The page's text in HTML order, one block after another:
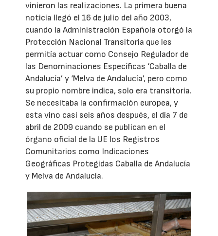
vinieron las realizaciones. La primera buena
noticia llegó el 16 de julio del año 2003,
cuando la Administración Española otorgó la
Protección Nacional Transitoria que les
permitía actuar como Consejo Regulador de
las Denominaciones Específicas ‘Caballa de
Andalucía’ y ‘Melva de Andalucía’, pero como
su propio nombre indica, solo era transitoria.
Se necesitaba la confirmación europea, y
esta vino casi seis años después, el día 7 de
abril de 2009 cuando se publican en el
órgano oficial de la UE los Registros
Comunitarios como Indicaciones
Geográficas Protegidas Caballa de Andalucía
y Melva de Andalucía.